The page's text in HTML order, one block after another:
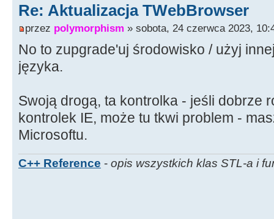
Re: Aktualizacja TWebBrowser
przez polymorphism » sobota, 24 czerwca 2023,
No to zupgrade'uj środowisko / użyj
języka.
Swoją drogą, ta kontrolka - jeśli dobrze
kontrolek IE, może tu tkwi problem -
Microsoftu.
C++ Reference - opis wszystkich klas STL-a i